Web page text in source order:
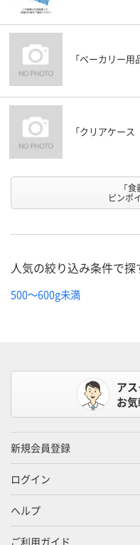
「ベーカリー用
「クリアケー
「
ピンポ
人気の絞り込み条件で探
500～600g未満
ア
お
新規会員登録
ログイン
ヘルプ
ご利用ガイド